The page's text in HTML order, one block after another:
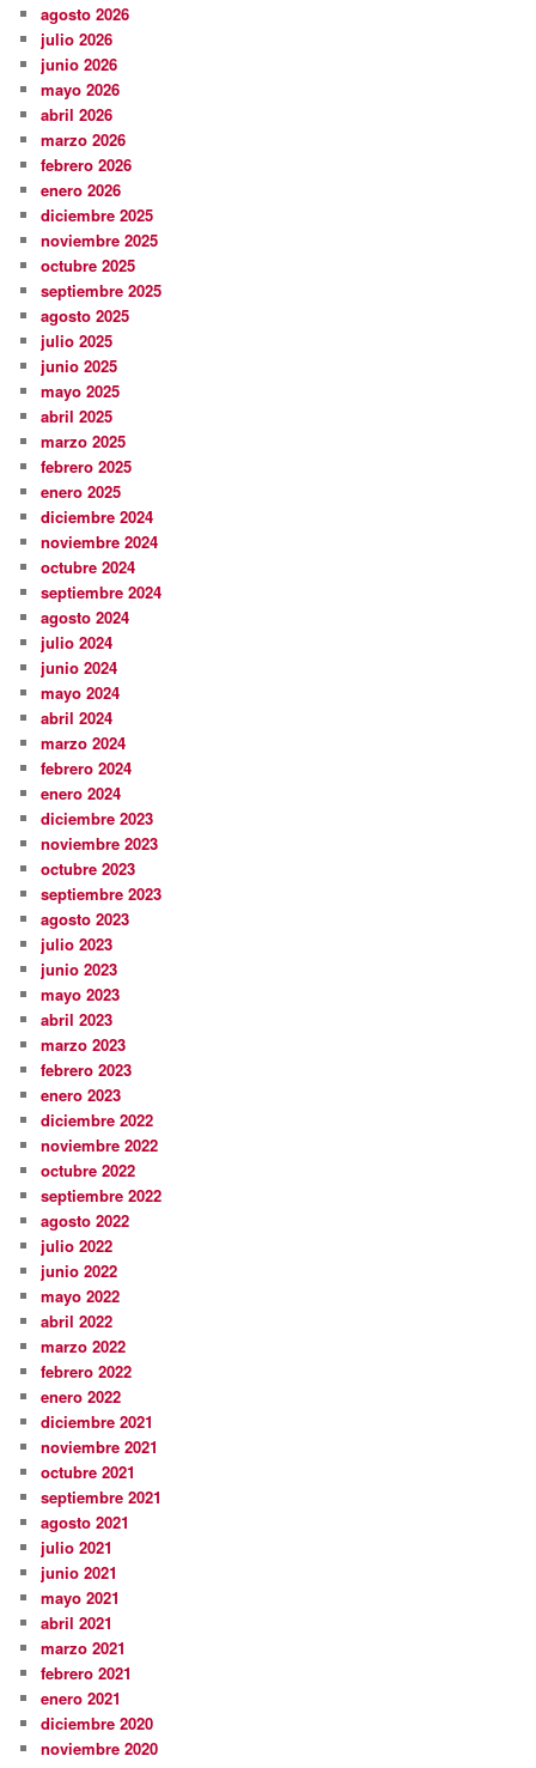
agosto 2026
julio 2026
junio 2026
mayo 2026
abril 2026
marzo 2026
febrero 2026
enero 2026
diciembre 2025
noviembre 2025
octubre 2025
septiembre 2025
agosto 2025
julio 2025
junio 2025
mayo 2025
abril 2025
marzo 2025
febrero 2025
enero 2025
diciembre 2024
noviembre 2024
octubre 2024
septiembre 2024
agosto 2024
julio 2024
junio 2024
mayo 2024
abril 2024
marzo 2024
febrero 2024
enero 2024
diciembre 2023
noviembre 2023
octubre 2023
septiembre 2023
agosto 2023
julio 2023
junio 2023
mayo 2023
abril 2023
marzo 2023
febrero 2023
enero 2023
diciembre 2022
noviembre 2022
octubre 2022
septiembre 2022
agosto 2022
julio 2022
junio 2022
mayo 2022
abril 2022
marzo 2022
febrero 2022
enero 2022
diciembre 2021
noviembre 2021
octubre 2021
septiembre 2021
agosto 2021
julio 2021
junio 2021
mayo 2021
abril 2021
marzo 2021
febrero 2021
enero 2021
diciembre 2020
noviembre 2020